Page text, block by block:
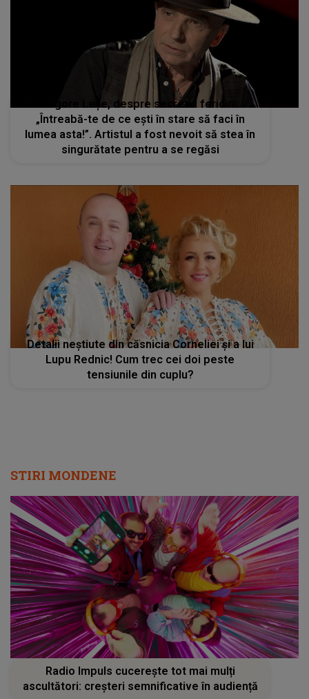
Grigore Leșe, despre secretul fericirii:
„Întreabă-te de ce ești în stare să faci în
lumea asta!”. Artistul a fost nevoit să stea în
singurătate pentru a se regăsi
Detalii neștiute din căsnicia Corneliei și a lui
Lupu Rednic! Cum trec cei doi peste
tensiunile din cuplu?
STIRI MONDENE
Radio Impuls cucerește tot mai mulți
ascultători: creșteri semnificative în audiență